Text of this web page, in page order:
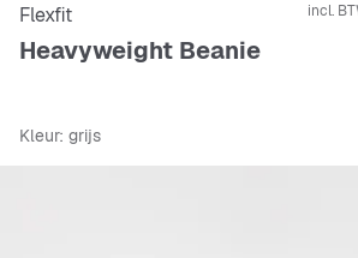
Flexfit
Heavyweight Beanie
incl.
Kleur: grijs